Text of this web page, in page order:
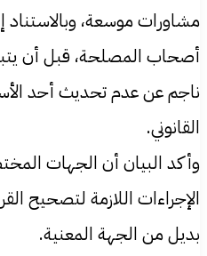
مشاورات موسعة، وبالاستناد
أصحاب المصلحة، قبل أن
ناجم عن عدم تحديث أحد
القانوني.
وأكد البيان أن الجهات
الإجراءات اللازمة لتصحيح
بديل من الجهة المعنية.